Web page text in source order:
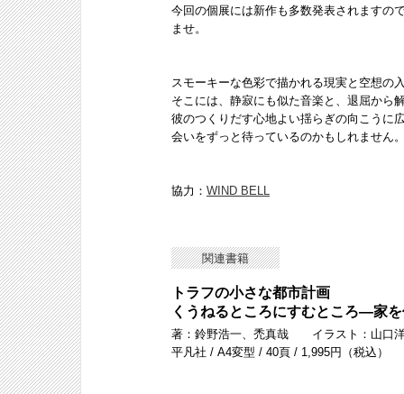
今回の個展には新作も多数発表されますの
ませ。
スモーキーな色彩で描かれる現実と空想の
そこには、静寂にも似た音楽と、退屈から
彼のつくりだす心地よい揺らぎの向こうに
会いをずっと待っているのかもしれません
協力： WIND BELL
関連書籍
トラフの小さな都市計画
くうねるところにすむところ―家
著：鈴野浩一、禿真哉 イラスト：山口
平凡社 / A4変型 / 40頁 / 1,995円（税込）